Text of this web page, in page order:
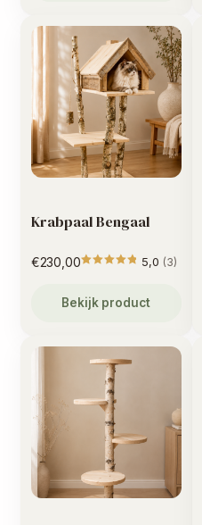
Krabpaal Bengaal
€230,00 5,0 (3)
Bekijk product